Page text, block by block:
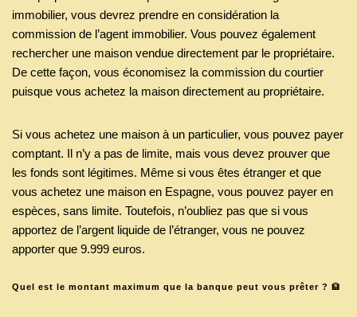
immobilier, vous devrez prendre en considération la
commission de l’agent immobilier. Vous pouvez également
rechercher une maison vendue directement par le propriétaire.
De cette façon, vous économisez la commission du courtier
puisque vous achetez la maison directement au propriétaire.
Si vous achetez une maison à un particulier, vous pouvez payer
comptant. Il n’y a pas de limite, mais vous devez prouver que
les fonds sont légitimes. Même si vous êtes étranger et que
vous achetez une maison en Espagne, vous pouvez payer en
espèces, sans limite. Toutefois, n’oubliez pas que si vous
apportez de l’argent liquide de l’étranger, vous ne pouvez
apporter que 9.999 euros.
Quel est le montant maximum que la banque peut vous prêter ? 🏦